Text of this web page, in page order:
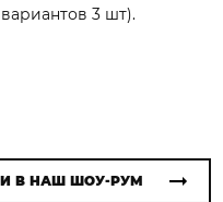
3 шт).
В НАШ ШОУ-РУМ